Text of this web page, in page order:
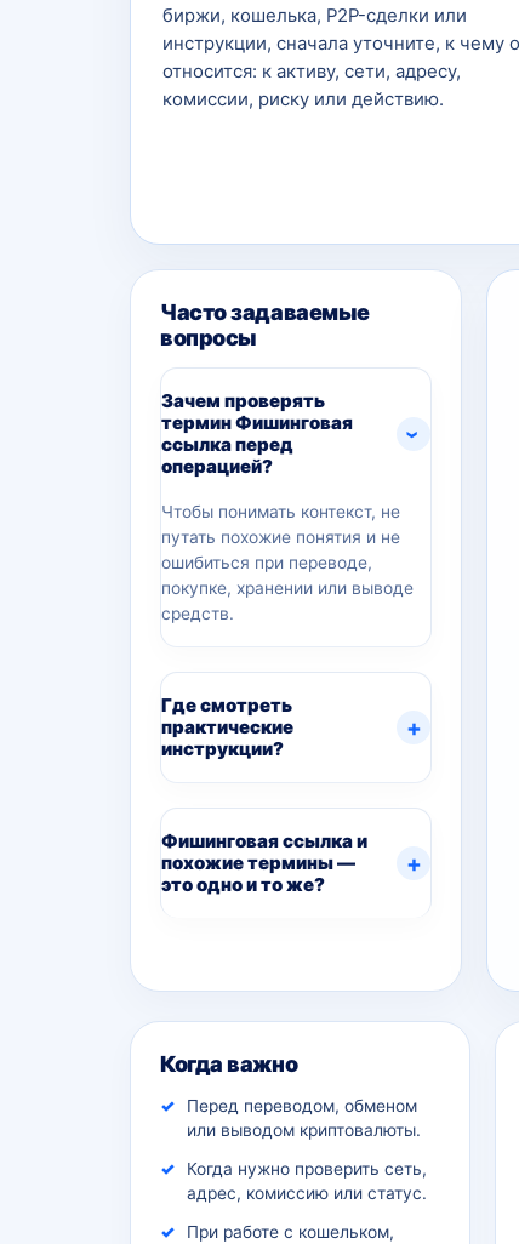
биржи, кошелька, P2P-сделки или
инструкции, сначала уточните, к чему
относится: к активу, сети, адресу,
комиссии, риску или действию.
Часто задаваемые
вопросы
Зачем проверять
термин Фишинговая
ссылка перед
операцией?
Чтобы понимать контекст, не
путать похожие понятия и не
ошибиться при переводе,
покупке, хранении или выводе
средств.
Где смотреть
практические
инструкции?
Фишинговая ссылка и
похожие термины —
это одно и то же?
Дополнительный контекст
Когда важно
Перед переводом, обменом
или выводом криптовалюты.
Когда нужно проверить сеть,
адрес, комиссию или статус.
При работе с кошельком,